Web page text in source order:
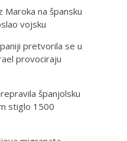
Maroka na špansku
vojsku
pretvorila se u
provociraju
španjolsku
stiglo 1500